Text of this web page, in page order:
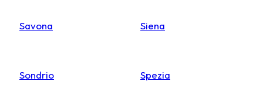
Savona Siena
Sondrio Spezia